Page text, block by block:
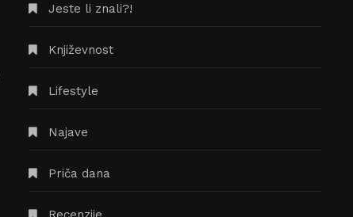
Jeste li znali?!
Književnost
Lifestyle
Najave
Priča dana
Časopis The Split Mind traži